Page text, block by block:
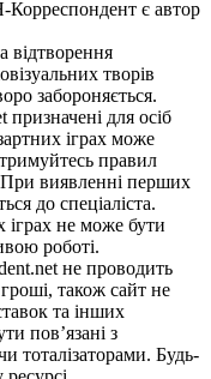
Корреспондент є автор
відтворення
творів
забороняється.
для осіб
іграх може
правил
При виявленні перших
до спеціаліста.
іграх не може бути
роботі.
не проводить
гроші, також сайт не
та інших
пов’язані з
тоталізаторами. Будь-